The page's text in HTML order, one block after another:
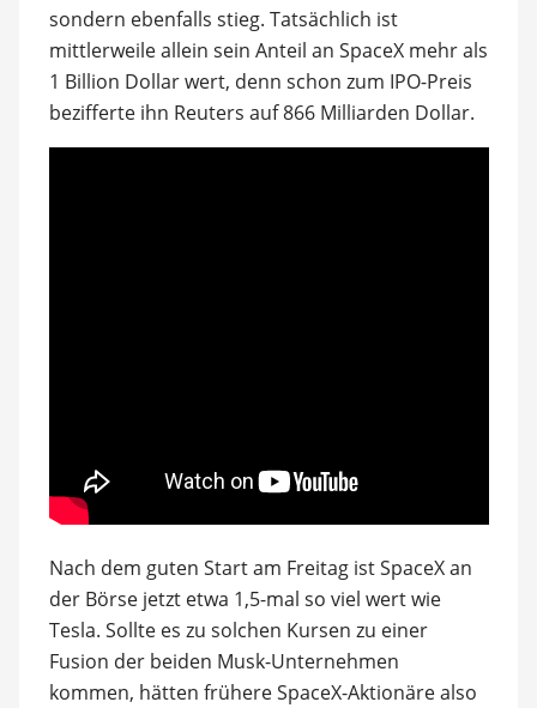
sondern ebenfalls stieg. Tatsächlich ist
mittlerweile allein sein Anteil an SpaceX mehr als
1 Billion Dollar wert, denn schon zum IPO-Preis
bezifferte ihn Reuters auf 866 Milliarden Dollar.
Nach dem guten Start am Freitag ist SpaceX an
der Börse jetzt etwa 1,5-mal so viel wert wie
Tesla. Sollte es zu solchen Kursen zu einer
Fusion der beiden Musk-Unternehmen
kommen, hätten frühere SpaceX-Aktionäre also